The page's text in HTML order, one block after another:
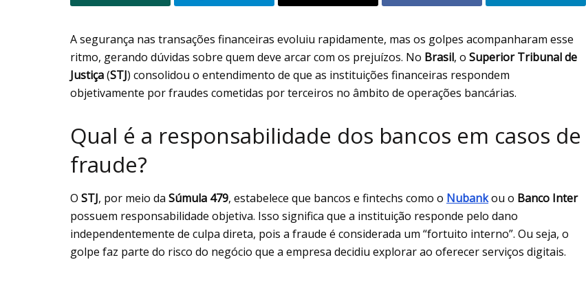
A segurança nas transações financeiras evoluiu rapidamente, mas os golpes acompanharam esse
ritmo, gerando dúvidas sobre quem deve arcar com os prejuízos. No Brasil, o Superior Tribunal de
Justiça(STJ) consolidou o entendimento de que as instituições financeiras respondem
objetivamente por fraudes cometidas por terceiros no âmbito de operações bancárias.
Qual é a responsabilidade dos bancos em casos de
fraude?
O STJ, por meio da Súmula 479, estabelece que bancos e fintechs como o Nubankou o Banco Inter
possuem responsabilidade objetiva. Isso significa que a instituição responde pelo dano
independentemente de culpa direta, pois a fraude é considerada um “fortuito interno”. Ou seja, o
golpe faz parte do risco do negócio que a empresa decidiu explorar ao oferecer serviços digitais.